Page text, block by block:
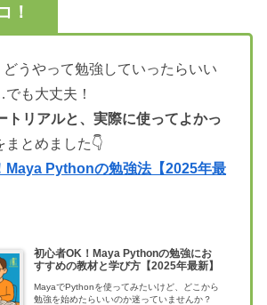
！
どうやって勉強していったらいい
も大丈夫！
トリアルと、実際に使ってよかっ
まとめました👇
Maya Pythonの勉強法【2025年最
初心者OK！Maya Pythonの勉強にお
すすめの教材と学び方【2025年最新】
MayaでPythonを使ってみたいけど、どこから
勉強を始めたらいいのか迷っていませんか？